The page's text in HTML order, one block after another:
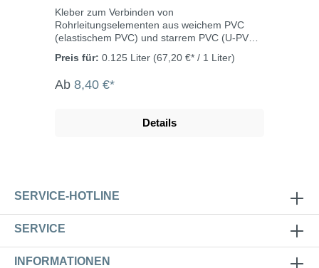
Kleber zum Verbinden von
Rohrleitungselementen aus weichem PVC
(elastischem PVC) und starrem PVC (U-PVC),
verwendet werden. Beständig gegen
Salzwasser und Meerwasser. Geeignet für
von bis zu 100 mm. Läuft auch an
+35°C
Preis für: 0.125 Liter (67,20 €* / 1 Liter)
Ab 8,40 €*
Details
SERVICE-HOTLINE
SERVICE
INFORMATIONEN